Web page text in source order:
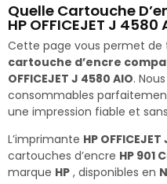
Quelle Cartouche
HP OFFICEJET J 4580
Cette page vous permet de
cartouche d’encre
OFFICEJET J 4580 AIO.
consommables
une impression fiable et
L’imprimante HP
cartouches d’encre HP 901
marque HP , disponibles en